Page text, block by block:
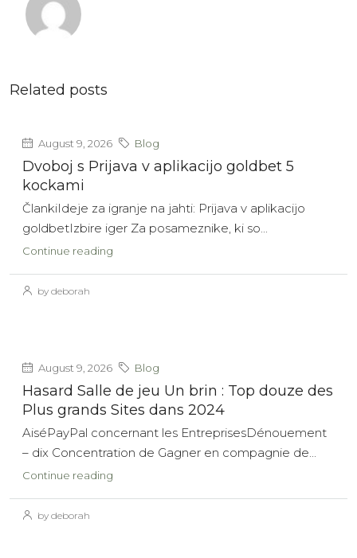
Related posts
August 9, 2026 Blog
Dvoboj s Prijava v aplikacijo goldbet 5
kockami
ČlankiIdeje za igranje na jahti: Prijava v aplikacijo
goldbetIzbire iger Za posameznike, ki so...
Continue reading
by deborah
August 9, 2026 Blog
Hasard Salle de jeu Un brin : Top douze des
Plus grands Sites dans 2024
AiséPayPal concernant les EntreprisesDénouement
– dix Concentration de Gagner en compagnie de...
Continue reading
by deborah